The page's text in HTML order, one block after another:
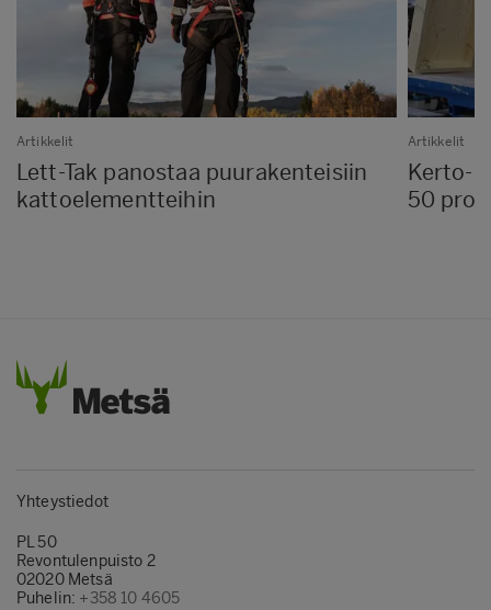
Artikkelit
Lett-Tak panostaa puurakenteisiin
kattoelementteihin
Artikkelit
Kerto-
50
Yhteystiedot
PL 50
Revontulenpuisto 2
02020 Metsä
Puhelin: +358 10 4605